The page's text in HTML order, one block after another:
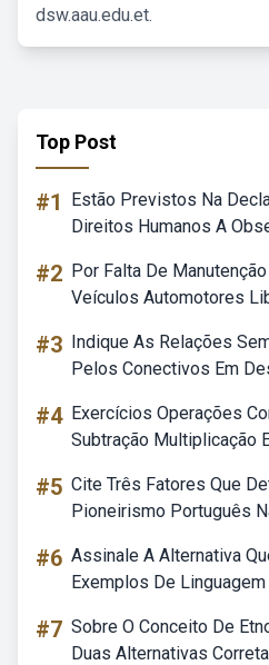
dsw.aau.edu.et.
Top Post
#1
Estão Previstos Na
Direitos Humanos A
#2 Por Falta De
Veículos Automotores
#3 Indique As Relações
Pelos Conectivos Em
#4 Exercícios Operações
Subtração Multiplicação
#5 Cite Três Fatores Que
Pioneirismo Português
#6 Assinale A Alternativa
Exemplos De
#7 Sobre O Conceito De
Duas Alternativas